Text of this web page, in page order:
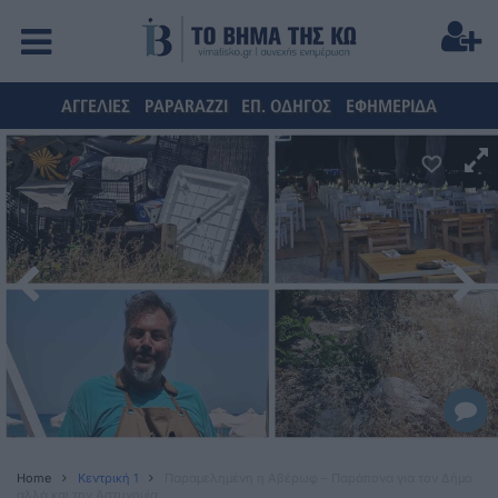
ΑΓΓΕΛΙΕΣ PAPARAZZI ΕΠ. ΟΔΗΓΟΣ ΕΦΗΜΕΡΙΔΑ
Home Κεντρική 1